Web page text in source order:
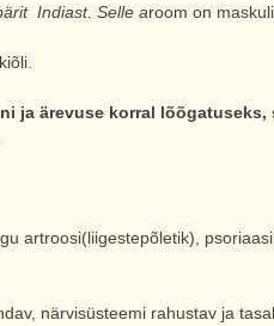
Indiast. Selle aroom on
ja ärevuse korral
artroosi(liigestepõletik),
närvisüsteemi rahustav ja